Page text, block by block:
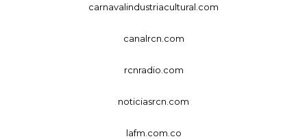
carnavalindustriacultural.com
canalrcn.com
rcnradio.com
noticiasrcn.com
lafm.com.co